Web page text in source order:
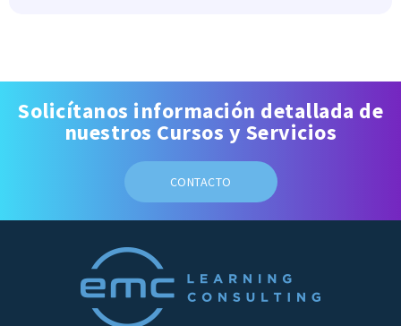
Solicítanos información detallada de
nuestros Cursos y Servicios
CONTACTO